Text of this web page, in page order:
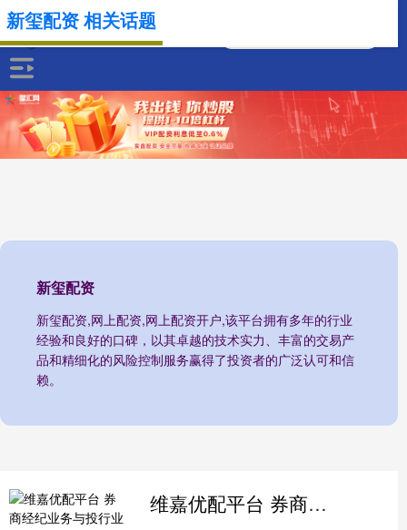
新玺配资
新玺配资,网上配资,网上配资开户,该平台拥有多年的行业
经验和良好的口碑，以其卓越的技术实力、丰富的交易产
品和精细化的风险控制服务赢得了投资者的广泛认可和信
赖。
新玺配资 相关话题
维嘉优配平台 券商经纪业务与投行业务区别是什么？